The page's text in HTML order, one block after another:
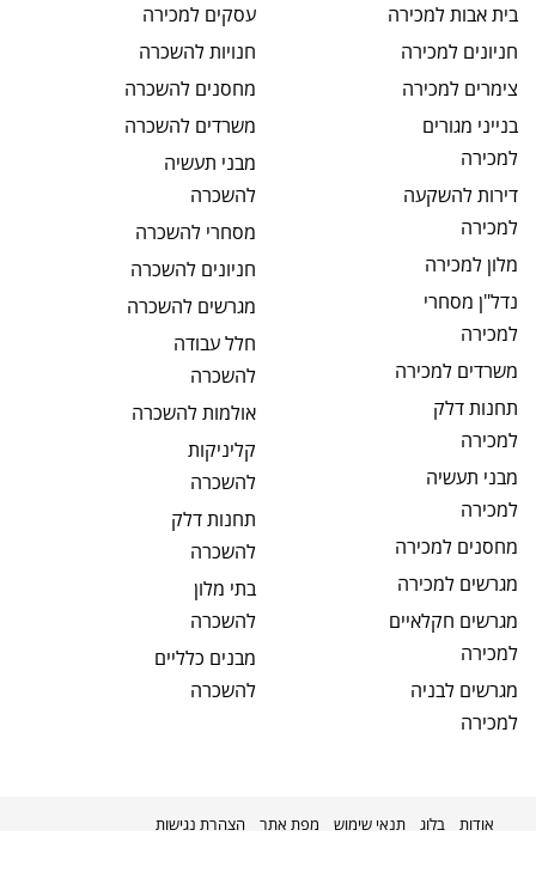
בית אבותלמכירה
חניונים למכירה
צימרים למכירה
בנייני מגורים
למכירה
דירות להשקעה
למכירה
מלון למכירה
נדל"ן מסחרי
למכירה
משרדים למכירה
תחנות דלק
למכירה
מבני תעשיה
למכירה
מחסנים למכירה
מגרשים למכירה
מגרשים חקלאיים
למכירה
מגרשים לבניה
למכירה
עסקים למכירה
חנויותלהשכרה
מחסנים להשכרה
משרדים להשכרה
מבני תעשיה
להשכרה
מסחרי להשכרה
חניונים להשכרה
מגרשים להשכרה
חלל עבודה
להשכרה
אולמותלהשכרה
קליניקות
להשכרה
תחנות דלק
להשכרה
בתי מלון
להשכרה
מבנים כלליים
להשכרה
אודות בלוג תנאי שימוש מפת אתר
הצהרת נגישות